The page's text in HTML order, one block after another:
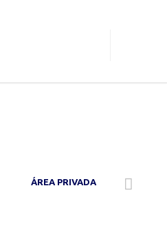
ÁREA PRIVADA